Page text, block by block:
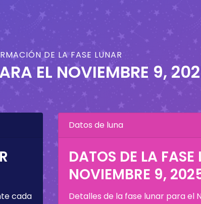
DE LA FASE LUNAR
EL NOVIEMBRE 9,
cada
Datos de luna
DATOS DE LA
NOVIEMBRE 9,
Detalles de la fase lunar para el